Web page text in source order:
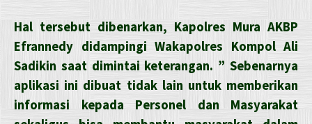
Hal tersebut dibenarkan, Kapolres Mura AKBP
Efrannedy didampingi Wakapolres Kompol Ali
Sadikin saat dimintai keterangan. ” Sebenarnya
aplikasi ini dibuat tidak lain untuk memberikan
informasi kepada Personel dan Masyarakat